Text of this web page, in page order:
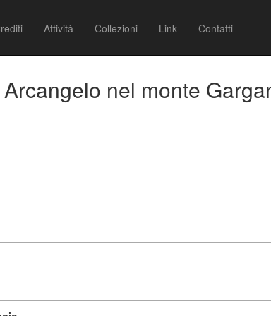
Attività Collezioni Link Contatti
nel monte